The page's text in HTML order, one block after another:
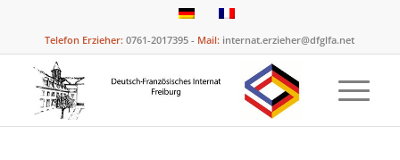
Telefon Erzieher: 0761-2017395 - Mail: internat.erzieher@dfglfa.net